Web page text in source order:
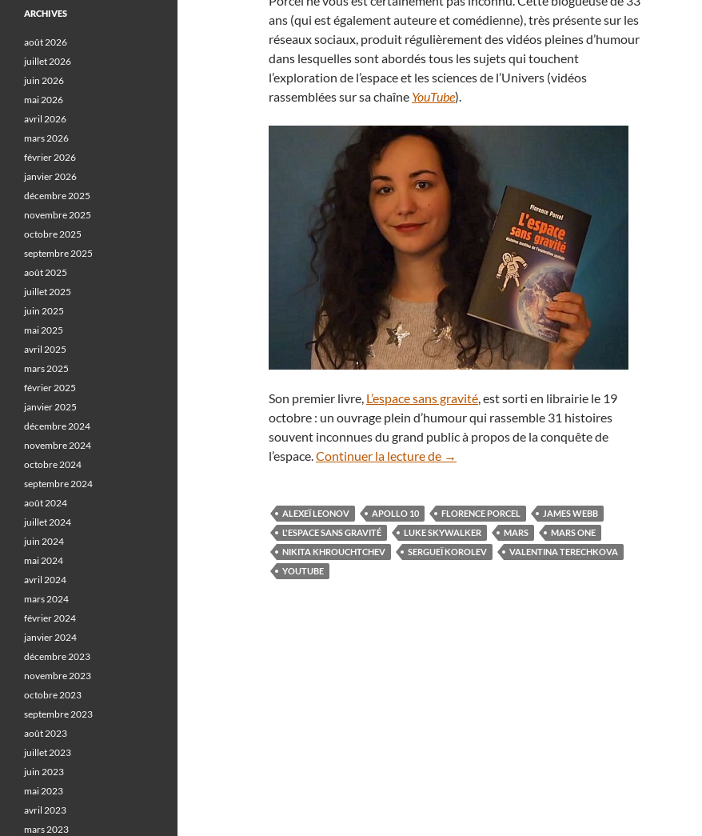
ans (qui est également auteure et comédienne), très présente sur les
réseaux sociaux, produit régulièrement des vidéos pleines d’humour
dans lesquelles sont abordés tous les sujets qui touchent
l’exploration de l’espace et les sciences de l’Univers (vidéos
rassemblées sur sa chaîne YouTube).
Son premier livre, L’espace sans gravité, est sorti en librairie le 19
octobre : un ouvrage plein d’humour qui rassemble 31 histoires
souvent inconnues du grand public à propos de la conquête de
l’espace.Continuer la lecture de L’espace sans gravité raconté par Florence Porcel
→
ALEXEÏ LEONOV APOLLO 10 FLORENCE PORCEL
JAMES WEBB
L'ESPACE SANS GRAVITÉ
LUKE SKYWALKER MARS
MARS ONE
NIKITA KHROUCHTCHEV
SERGUEÏ KOROLEV
VALENTINA TERECHKOVA
YOUTUBE
ARCHIVES
août 2026
juillet 2026
juin 2026
mai 2026
avril 2026
mars 2026
février 2026
janvier 2026
décembre 2025
novembre 2025
octobre 2025
septembre 2025
août 2025
juillet 2025
juin 2025
mai 2025
avril 2025
mars 2025
février 2025
janvier 2025
décembre 2024
novembre 2024
octobre 2024
septembre 2024
août 2024
juillet 2024
juin 2024
mai 2024
avril 2024
mars 2024
février 2024
janvier 2024
décembre 2023
novembre 2023
octobre 2023
septembre 2023
août 2023
juillet 2023
juin 2023
mai 2023
avril 2023
mars 2023